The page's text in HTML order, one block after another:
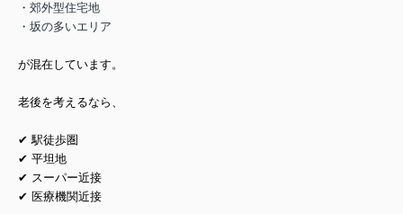
・郊外型住宅地
・坂の多いエリア
が混在しています。
老後を考えるなら、
✔ 駅徒歩圏
✔ 平坦地
✔ スーパー近接
✔ 医療機関近接